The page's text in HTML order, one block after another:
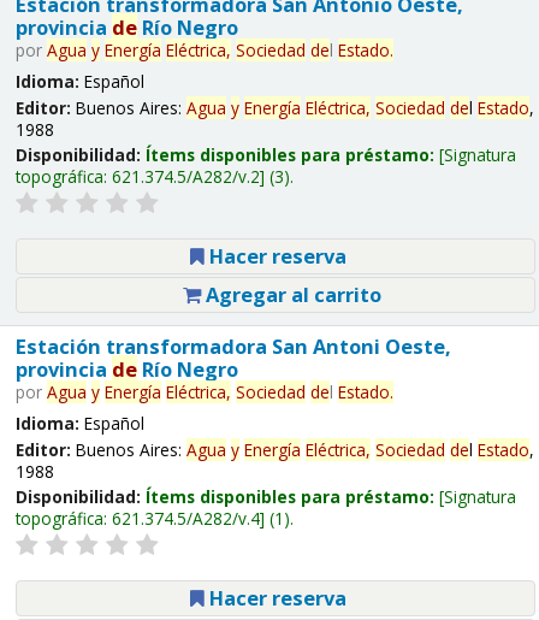
provincia deRío Negro
por Agua y Energía Eléctrica, Sociedad del Estado.
Idioma: Español
Editor: Buenos Aires: Agua y Energía Eléctrica, Sociedad del Estado,
1988
Disponibilidad: Ítems disponibles para préstamo: Signatura
topográfica: 621.374.5/A282/v.2 (3).
Hacer reserva
Agregar al carrito
Estación transformadora San Antoni Oeste,
provincia deRío Negro
por Agua y Energía Eléctrica, Sociedad del Estado.
Idioma: Español
Editor: Buenos Aires: Agua y Energía Eléctrica, Sociedad del Estado,
1988
Disponibilidad: Ítems disponibles para préstamo: Signatura
topográfica: 621.374.5/A282/v.4 (1).
Hacer reserva